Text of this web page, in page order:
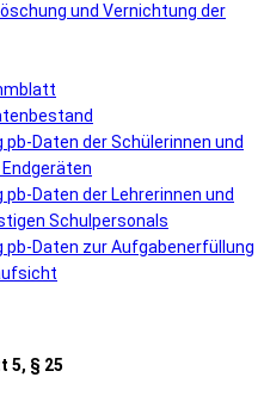
und Vernichtung der
Daten der Schülerinnen und
Daten der Lehrerinnen und
Schulpersonals
pb-Daten zur Aufgabenerfüllung
5, § 25